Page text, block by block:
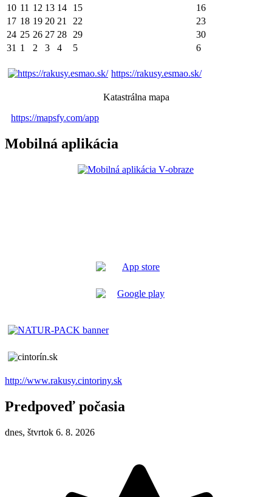
10 11 12 13 14 15
16
17 18 19 20 21 22
23
24 25 26 27 28 29
30
31 1 2 3 4 5 6
https://rakusy.esmao.sk/
Katastrálna mapa
https://mapsfy.com/app
Mobilná aplikácia
http://www.rakusy.cintoriny.sk
Predpoveď počasia
dnes, štvrtok 6. 8. 2026